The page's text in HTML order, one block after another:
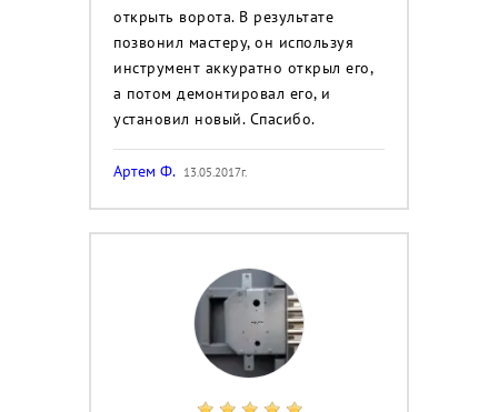
открыть ворота. В результате
позвонил мастеру, он используя
инструмент аккуратно открыл его,
а потом демонтировал его, и
установил новый. Спасибо.
Артем Ф. 13.05.2017г.